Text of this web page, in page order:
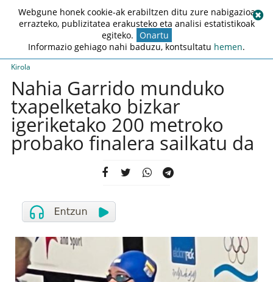
Kirola
Nahia Garrido munduko
txapelketako bizkar
igeriketako 200 metroko
probako finalera sailkatu da
Webgune honek cookie-ak erabiltzen ditu zure nabigazioa
errazteko, publizitatea erakusteko eta analisi estatistikoak
egiteko. Onartu
Informazio gehiago nahi baduzu, kontsultatu hemen.